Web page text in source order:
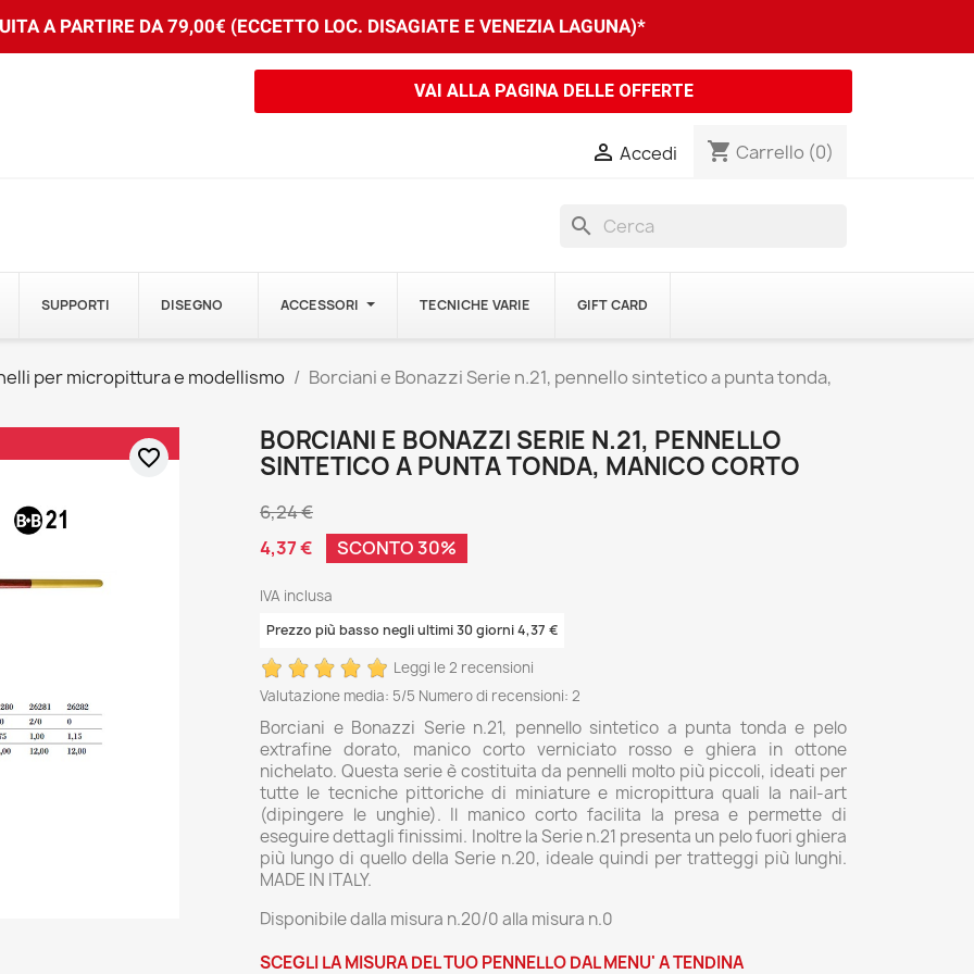
A PARTIRE DA 79,00€ (ECCETTO LOC. DISAGIATE E VENEZIA LAGUNA)*
VAI ALLA PAGINA DELLE OFFERTE
 Accedi shopping_cart Carrello (0)
search
SUPPORTI DISEGNO ACCESSORI TECNICHE VARIE GIFT CARD
per micropittura e modellismo Borciani e Bonazzi Serie n.21, pennello sintetico a punta tonda,
favorite_border
BORCIANI E BONAZZI SERIE N.21, PENNELLO
SINTETICO A PUNTA TONDA, MANICO CORTO
6,24 €
4,37 €
SCONTO 30%
IVA inclusa
Prezzo più basso negli ultimi 30 giorni 4,37 €
Leggi le 2 recensioni
Valutazione media: 5/5 Numero di recensioni: 2
Borciani e Bonazzi Serie n.21, pennello sintetico a punta tonda e pelo
extrafine dorato, manico corto verniciato rosso e ghiera in ottone
nichelato. Questa serie è costituita da pennelli molto più piccoli, ideati per
tutte le tecniche pittoriche di miniature e micropittura quali la nail-art
(dipingere le unghie). Il manico corto facilita la presa e permette di
eseguire dettagli finissimi. Inoltre la Serie n.21 presenta un pelo fuori ghiera
più lungo di quello della Serie n.20, ideale quindi per tratteggi più lunghi.
MADE IN ITALY.
Disponibile dalla misura n.20/0 alla misura n.0
SCEGLI LA MISURA DEL TUO PENNELLO DAL MENU' A TENDINA